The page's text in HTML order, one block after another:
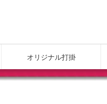
オリジナル打掛